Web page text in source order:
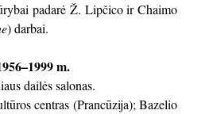
padarė Ž. Lipčico ir Chaimo
) darbai.
m.
dailės salonas.
centras (Prancūzija); Bazelio